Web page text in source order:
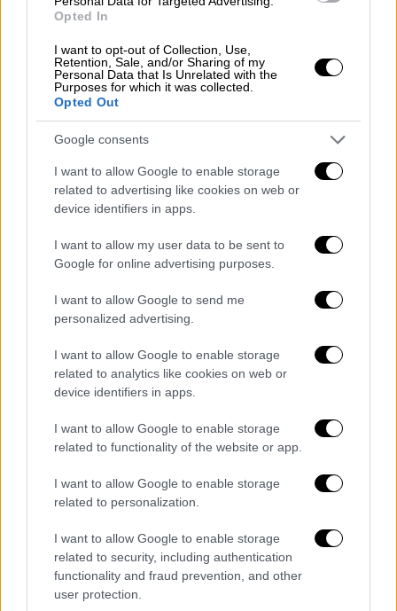
Opted In
I want to opt-out of Collection, Use,
Retention, Sale, and/or Sharing of my
Personal Data that Is Unrelated with the
Purposes for which it was collected.
Opted Out
Google consents
I want to allow Google to enable storage
related to advertising like cookies on web or
device identifiers in apps.
I want to allow my user data to be sent to
Google for online advertising purposes.
I want to allow Google to send me
personalized advertising.
I want to allow Google to enable storage
related to analytics like cookies on web or
device identifiers in apps.
I want to allow Google to enable storage
related to functionality of the website or app.
I want to allow Google to enable storage
related to personalization.
I want to allow Google to enable storage
related to security, including authentication
functionality and fraud prevention, and other
user protection.
των οποίων και ο ψηφιακός φόρος. Ωστόσο,
όπως διαφαίνεται, η πρόταση αυτή
εγκαταλείπεται, τουλάχιστον προς το παρόν.
Στροφή 180 μοιρών για λόγους
διπλωματικούς;
Η απόφαση της Κομισιόν να κάνει πίσω
μπορεί να ερμηνευθεί ωςμια καθαρά
διπλωματική κίνηση, ενόψει των
διαπραγματεύσεων γιαεκτόνωση του
εμπορικού πολέμουμε τις Ηνωμένες
Τραμπ, κατά την πρώτη θητεία του, είχε
καταστήσει σαφές πως κάθε ευρωπαϊκή
πρωτοβουλία για φορολόγηση αμερικανικών
εταιρειών θα απαντηθεί μεδασμούς
ευρωπαϊκά προϊόντα.
Με τον Τραμπ να έχει επανέλθει στην
προεδρία και να διατηρεί την ίδια σκληρή
γραμμή στις εμπορικές του
διαπραγματεύσεις, η απόσυρση της
πρότασης μπορεί να λειτουργήσει
ως
"αντάλλαγμα"για την επίτευξη ευνοϊκής
συμφωνίας που θα άρει τις εμπορικές
εντάσεις ανάμεσα στις δύο πλευρές του